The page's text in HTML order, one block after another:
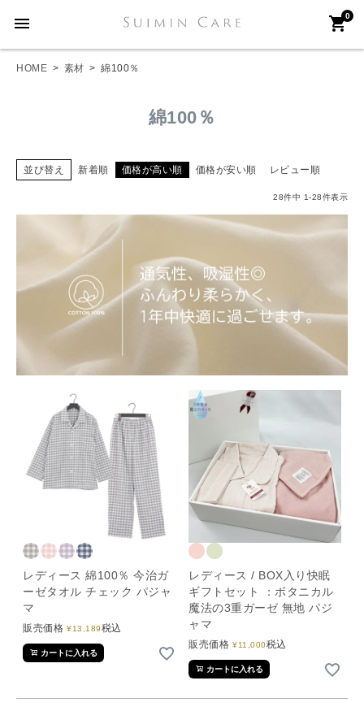
menu 0
shopping_cart
HOME 素材 綿100％
綿100％
並び替え 新着順 価格が高い順 価格が安い順 レビュー順
28件中 1-28件表示
レディース 綿100％ 今治ガ
ーゼタオル チェック パジャ
マ
販売価格 ¥13,189税込
カートに入れる
レディース / BOX入り快眠
ギフトセット ：ボタニカル
魔法の3重ガーゼ 無地 パジ
ャマ
販売価格 ¥11,000税込
カートに入れる